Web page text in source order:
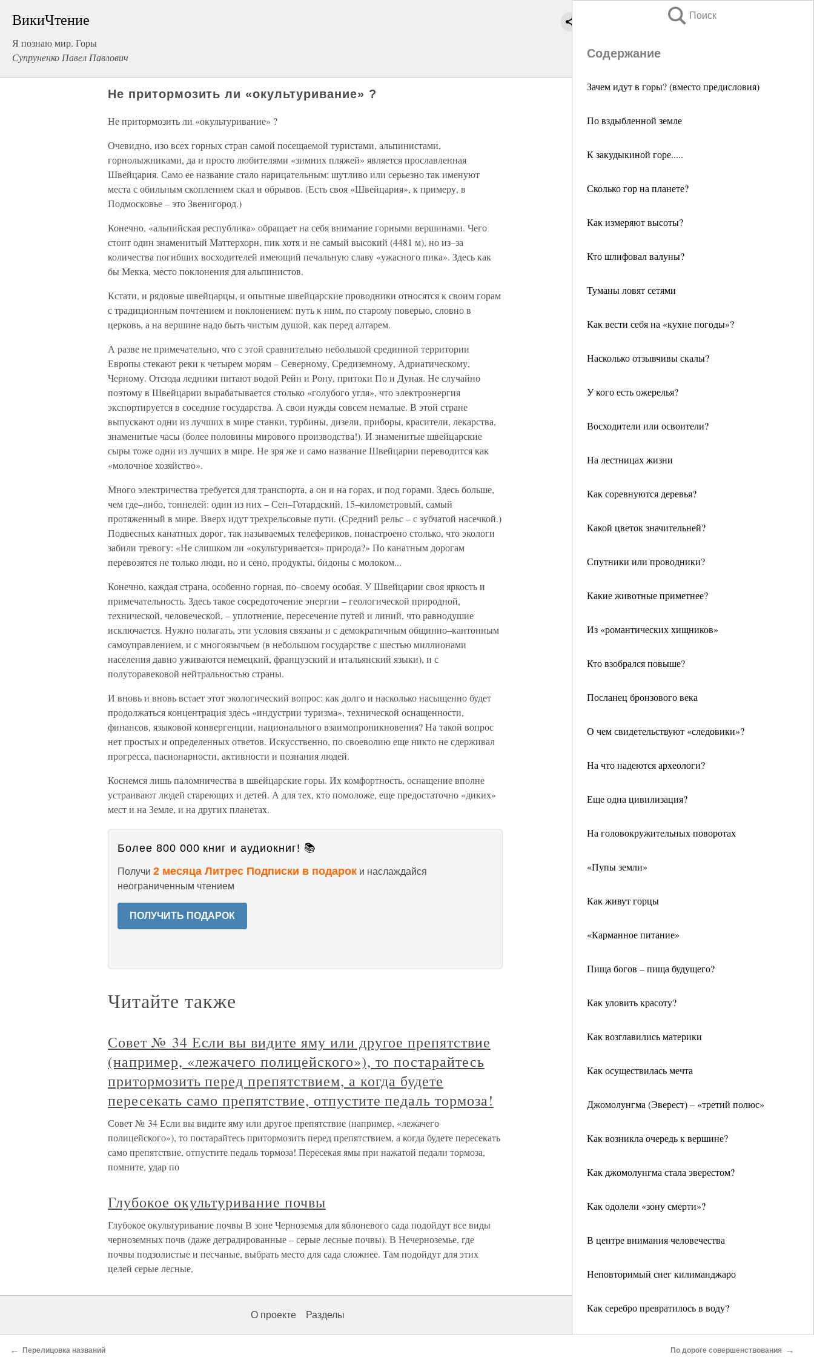
ВикиЧтение
Я познаю мир. Горы
Супруненко Павел Павлович
Поиск
Содержание
Зачем идут в горы? (вместо предисловия)
По вздыбленной земле
К закудыкиной горе.....
Сколько гор на планете?
Как измеряют высоты?
Кто шлифовал валуны?
Туманы ловят сетями
Как вести себя на «кухне погоды»?
Насколько отзывчивы скалы?
У кого есть ожерелья?
Восходители или освоители?
На лестницах жизни
Как соревнуются деревья?
Какой цветок значительней?
Спутники или проводники?
Какие животные приметнее?
Из «романтических хищников»
Кто взобрался повыше?
Посланец бронзового века
О чем свидетельствуют «следовики»?
На что надеются археологи?
Еще одна цивилизация?
На головокружительных поворотах
«Пупы земли»
Как живут горцы
«Карманное питание»
Пища богов – пища будущего?
Как уловить красоту?
Как возглавились материки
Как осуществилась мечта
Джомолунгма (Эверест) – «третий полюс»
Как возникла очередь к вершине?
Как джомолунгма стала эверестом?
Как одолели «зону смерти»?
В центре внимания человечества
Неповторимый снег килиманджаро
Как серебро превратилось в воду?
Не притормозить ли «окультуривание» ?
Не притормозить ли «окультуривание» ?
Очевидно, изо всех горных стран самой посещаемой туристами, альпинистами,
горнолыжниками, да и просто любителями «зимних пляжей» является прославленная
Швейцария. Само ее название стало нарицательным: шутливо или серьезно так именуют
места с обильным скоплением скал и обрывов. (Есть своя «Швейцария», к примеру, в
Подмосковье – это Звенигород.)
Конечно, «альпийская республика» обращает на себя внимание горными вершинами. Чего
стоит один знаменитый Маттерхорн, пик хотя и не самый высокий (4481 м), но из–за
количества погибших восходителей имеющий печальную славу «ужасного пика». Здесь как
бы Мекка, место поклонения для альпинистов.
Кстати, и рядовые швейцарцы, и опытные швейцарские проводники относятся к своим горам
с традиционным почтением и поклонением: путь к ним, по старому поверью, словно в
церковь, а на вершине надо быть чистым душой, как перед алтарем.
А разве не примечательно, что с этой сравнительно небольшой срединной территории
Европы стекают реки к четырем морям – Северному, Средиземному, Адриатическому,
Черному. Отсюда ледники питают водой Рейн и Рону, притоки По и Дуная. Не случайно
поэтому в Швейцарии вырабатывается столько «голубого угля», что электроэнергия
экспортируется в соседние государства. А свои нужды совсем немалые. В этой стране
выпускают одни из лучших в мире станки, турбины, дизели, приборы, красители, лекарства,
знаменитые часы (более половины мирового производства!). И знаменитые швейцарские
сыры тоже одни из лучших в мире. Не зря же и само название Швейцарии переводится как
«молочное хозяйство».
Много электричества требуется для транспорта, а он и на горах, и под горами. Здесь больше,
чем где–либо, тоннелей: один из них – Сен–Готардский, 15–километровый, самый
протяженный в мире. Вверх идут трехрельсовые пути. (Средний рельс – с зубчатой насечкой.)
Подвесных канатных дорог, так называемых телефериков, понастроено столько, что экологи
забили тревогу: «Не слишком ли «окультуривается» природа?» По канатным дорогам
перевозятся не только люди, но и сено, продукты, бидоны с молоком...
Конечно, каждая страна, особенно горная, по–своему особая. У Швейцарии своя яркость и
примечательность. Здесь такое сосредоточение энергии – геологической природной,
технической, человеческой, – уплотнение, пересечение путей и линий, что равнодушие
исключается. Нужно полагать, эти условия связаны и с демократичным общинно–кантонным
самоуправлением, и с многоязычьем (в небольшом государстве с шестью миллионами
населения давно уживаются немецкий, французский и итальянский языки), и с
полуторавековой нейтральностью страны.
И вновь и вновь встает этот экологический вопрос: как долго и насколько насыщенно будет
продолжаться концентрация здесь «индустрии туризма», технической оснащенности,
финансов, языковой конвергенции, национального взаимопроникновения? На такой вопрос
нет простых и определенных ответов. Искусственно, по своеволию еще никто не сдерживал
прогресса, пасионарности, активности и познания людей.
Коснемся лишь паломничества в швейцарские горы. Их комфортность, оснащение вполне
устраивают людей стареющих и детей. А для тех, кто помоложе, еще предостаточно «диких»
мест и на Земле, и на других планетах.
Более 800 000 книг и аудиокниг! 📚
Получи 2 месяца Литрес Подписки в подарок и наслаждайся
неограниченным чтением
ПОЛУЧИТЬ ПОДАРОК
Читайте также
Совет № 34 Если вы видите яму или другое препятствие
(например, «лежачего полицейского»), то постарайтесь
притормозить перед препятствием, а когда будете
пересекать само препятствие, отпустите педаль тормоза!
Совет № 34 Если вы видите яму или другое препятствие (например, «лежачего
полицейского»), то постарайтесь притормозить перед препятствием, а когда будете пересекать
само препятствие, отпустите педаль тормоза! Пересекая ямы при нажатой педали тормоза,
помните, удар по
Глубокое окультуривание почвы
Глубокое окультуривание почвы В зоне Черноземья для яблоневого сада подойдут все виды
черноземных почв (даже деградированные – серые лесные почвы). В Нечерноземье, где
почвы подзолистые и песчаные, выбрать место для сада сложнее. Там подойдут для этих
целей серые лесные,
О проекте Разделы
← Перелицовка названий По дороге совершенствования →